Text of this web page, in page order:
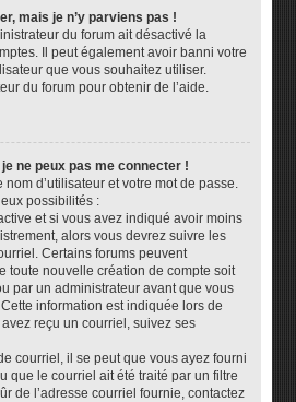
mais je n’y parviens pas !
du forum ait désactivé la
Il peut également avoir banni votre
que vous souhaitez utiliser.
du forum pour obtenir de l’aide.
ne peux pas me connecter !
nom d’utilisateur et votre mot de passe.
possibilités :
et si vous avez indiqué avoir moins
alors vous devrez suivre les
Certains forums peuvent
toute nouvelle création de compte soit
par un administrateur avant que vous
information est indiquée lors de
avez reçu un courriel, suivez ses
courriel, il se peut que vous ayez fourni
que le courriel ait été traité par un filtre
de l’adresse courriel fournie, contactez